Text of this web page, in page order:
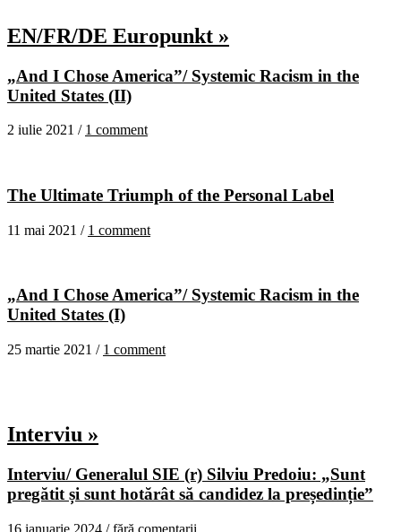
EN/FR/DE Europunkt »
„And I Chose America”/ Systemic Racism in the
United States (II)
2 iulie 2021 / 1 comment
The Ultimate Triumph of the Personal Label
11 mai 2021 / 1 comment
„And I Chose America”/ Systemic Racism in the
United States (I)
25 martie 2021 / 1 comment
Interviu »
Interviu/ Generalul SIE (r) Silviu Predoiu: „Sunt
pregătit și sunt hotărât să candidez la președinție”
16 ianuarie 2024 /fără comentarii